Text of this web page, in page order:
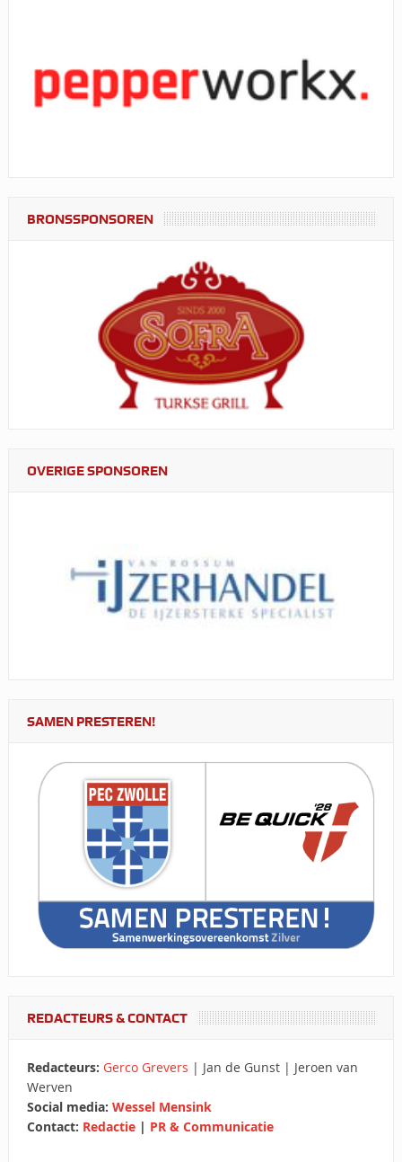
BRONSSPONSOREN
OVERIGE SPONSOREN
SAMEN PRESTEREN!
REDACTEURS & CONTACT
Redacteurs: Gerco Grevers | Jan de Gunst | Jeroen van
Werven
Social media: Wessel Mensink
Contact: Redactie| PR & Communicatie